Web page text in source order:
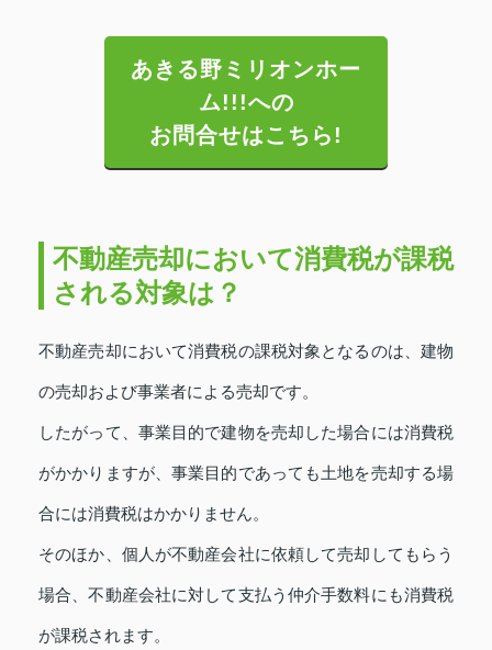
あきる野ミリオンホー
ム!!!への
お問合せはこちら!
不動産売却において消費税が課税
される対象は？
不動産売却において消費税の課税対象となるのは、建物
の売却および事業者による売却です。
したがって、事業目的で建物を売却した場合には消費税
がかかりますが、事業目的であっても土地を売却する場
合には消費税はかかりません。
そのほか、個人が不動産会社に依頼して売却してもらう
場合、不動産会社に対して支払う仲介手数料にも消費税
が課税されます。